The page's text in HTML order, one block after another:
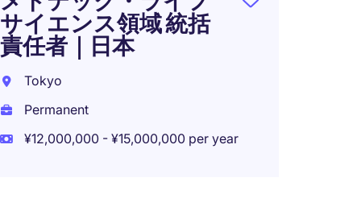
サイエンス領域 統括
責任者｜日本
Tokyo
Permanent
¥12,000,000 - ¥15,000,000 per year